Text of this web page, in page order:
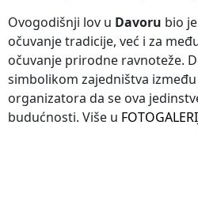
Ovogodišnji lov u Davoru bio
očuvanje tradicije, već i za
očuvanje prirodne ravnoteže.
simbolikom zajedništva
organizatora da se ova
budućnosti. Više u